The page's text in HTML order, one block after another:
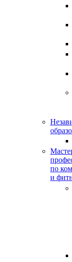
по
и